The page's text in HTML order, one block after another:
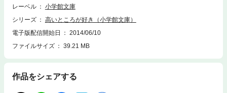
予めご了承ください。 試し読みファイルにより、ご購入前にお手持ちの端
末での表示をご確認ください。
レーベル
小学館文庫
シリーズ
高いところが好き（小学館文庫）
電子版配信開始日
2014/06/10
ファイルサイズ
39.21 MB
作品をシェアする